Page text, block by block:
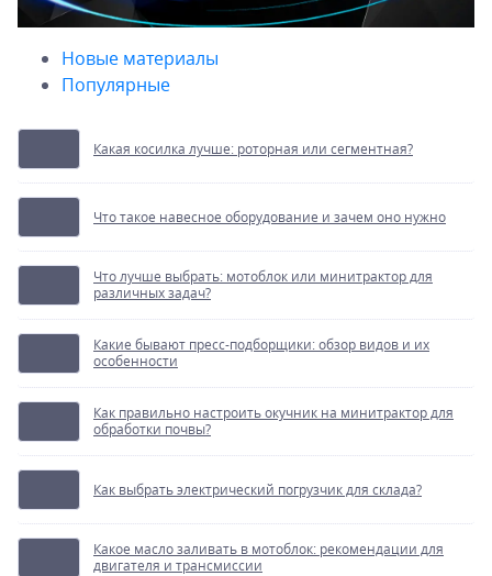
Новые материалы
Популярные
Какая косилка лучше: роторная или сегментная?
Что такое навесное оборудование и зачем оно нужно
Что лучше выбрать: мотоблок или минитрактор для
различных задач?
Какие бывают пресс-подборщики: обзор видов и их
особенности
Как правильно настроить окучник на минитрактор для
обработки почвы?
Как выбрать электрический погрузчик для склада?
Какое масло заливать в мотоблок: рекомендации для
двигателя и трансмиссии